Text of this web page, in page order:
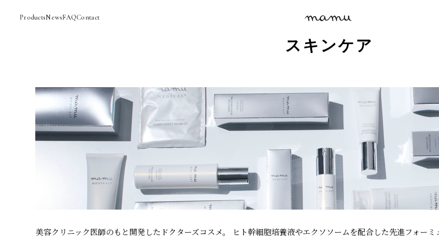
ProductsNewsFAQContact
CATEGORY
スキンケア
美容クリニック医師のもと開発したドクターズコスメ。 ヒト幹細胞培養液やエクソソームを配合した先進フォーミ